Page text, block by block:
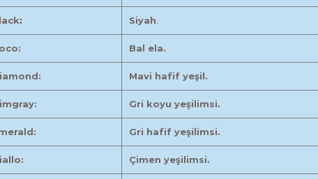
: Siyah
Bal ela.
Mavi hafif yeşil.
Gri koyu yeşilimsi.
Gri hafif yeşilimsi.
Çimen yeşilimsi.